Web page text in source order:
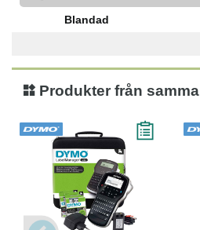
Blandad
Produkter från